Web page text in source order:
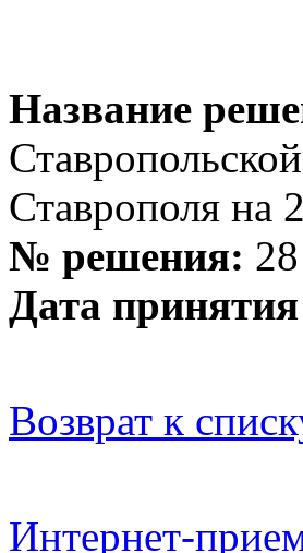
Название
Ставрополя на
№ решения: 28
Дата
Возврат к
Интернет-